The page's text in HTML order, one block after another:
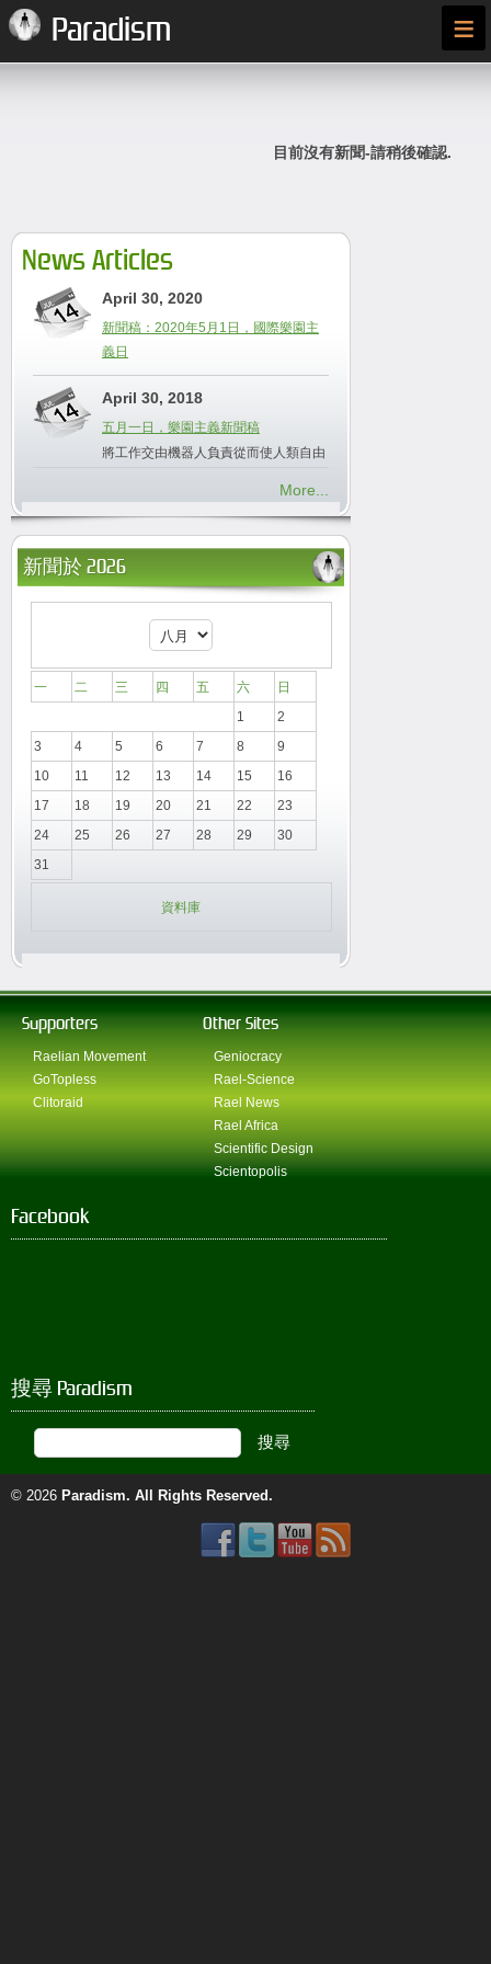
Paradism ≡
目前沒有新聞-請稍後確認.
News Articles
April 30, 2020
新聞稿：2020年5月1日，國際樂園主
義日
April 30, 2018
五月一日，樂園主義新聞稿
將工作交由機器人負責從而使人類自由
More...
新聞於 2026
一 二 三 四 五 六
日
1
2
3
4 5 6 7 8
9
10
11 12 13 14 15
16
17
18 19 20 21 22
23
24
25 26 27 28 29
30
31
資料庫
Supporters
Raelian Movement
GoTopless
Clitoraid
Other Sites
Geniocracy
Rael-Science
Rael News
Rael Africa
Scientific Design
Scientopolis
Facebook
搜尋 Paradism
© 2026 Paradism. All Rights Reserved.